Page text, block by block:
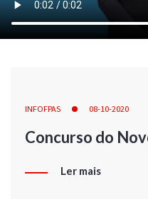
INFOFPAS 08-10-2020
Concurso do
Ler mais